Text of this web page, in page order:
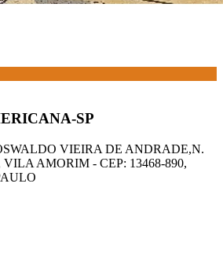
SP
VIEIRA DE ANDRADE,N.
VILA AMORIM - CEP: 13468-890,